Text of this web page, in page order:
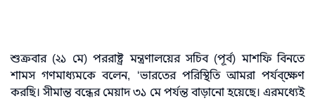
শুক্রবার (২১ মে) পররাষ্ট্র মন্ত্রণালয়ের সচিব (পূর্ব) মাশফি বিনতে
শামস গণমাধ্যমকে বলেন, ‘ভারতের পরিস্থিতি আমরা পর্যব্ক্ষেণ
করছি। সীমান্ত বন্ধের মেয়াদ ৩১ মে পর্যন্ত বাড়ানো হয়েছে। এরমধ্যেই